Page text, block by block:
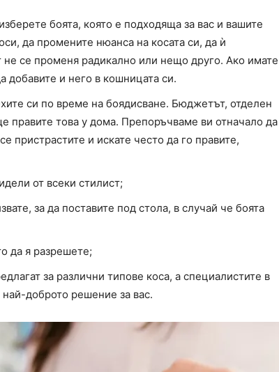
боята, която е подходяща за вас и вашите
да промените нюанса на косата си, да ѝ
се променя радикално или нещо друго. Ако имате
добавите и него в кошницата си.
си по време на боядисване. Бюджетът, отделен
правите това у дома. Препоръчваме ви отначало да
пристрастите и искате често да го правите,
от всеки стилист;
за да поставите под стола, в случай че боята
да я разрешете;
за различни типове коса, а специалистите в
доброто решение за вас.